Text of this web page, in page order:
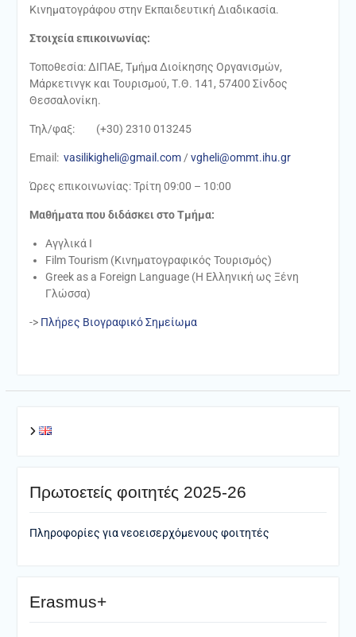
Κινηματογράφου στην Εκπαιδευτική Διαδικασία.
Στοιχεία επικοινωνίας:
Τοποθεσία: ΔΙΠΑΕ, Τμήμα Διοίκησης Οργανισμών,
Μάρκετινγκ και Τουρισμού, Τ.Θ. 141, 57400 Σίνδος
Θεσσαλονίκη.
Τηλ/φαξ: (+30) 2310 013245
Email: vasilikigheli@gmail.com/vgheli@ommt.ihu.gr
Ώρες επικοινωνίας: Τρίτη 09:00 – 10:00
Μαθήματα που διδάσκει στο Τμήμα:
Αγγλικά Ι
Film Tourism (Κινηματογραφικός Τουρισμός)
Greek as a Foreign Language (Η Ελληνική ως Ξένη
Γλώσσα)
-> Πλήρες Βιογραφικό Σημείωμα
Πρωτοετείς φοιτητές 2025-26
Πληροφορίες για νεοεισερχόμενους φοιτητές
Erasmus+